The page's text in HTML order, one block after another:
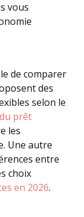
vous
de comparer
des
selon le
prêt
les
Une autre
entre
choix
en 2026.